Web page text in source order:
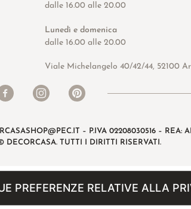
dalle 16.00 alle 20.00
Lunedì e domenica
dalle 16.00 alle 20.00
Viale Michelangelo 40/42/44, 52100
– P.IVA 02208030516 – REA:
DECORCASA. TUTTI I DIRITTI RISERVATI.
PREFERENZE RELATIVE ALLA